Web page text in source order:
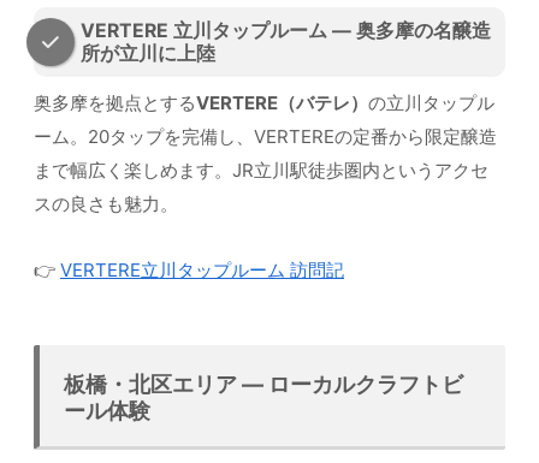
VERTERE 立川タップルーム — 奥多摩の名醸造
所が立川に上陸
奥多摩を拠点とするVERTERE（バテレ） の立川タップル
ーム。20タップを完備し、VERTEREの定番から限定醸造
まで幅広く楽しめます。JR立川駅徒歩圏内というアクセ
スの良さも魅力。
👉 VERTERE立川タップルーム 訪問記
板橋・北区エリア — ローカルクラフトビ
ール体験